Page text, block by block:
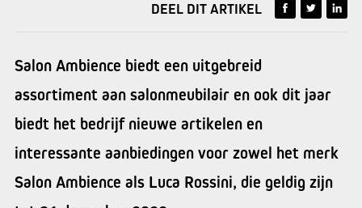
DEEL DIT ARTIKEL
Salon Ambience biedt een uitgebreid
assortiment aan salonmeubilair en ook dit jaar
biedt het bedrijf nieuwe artikelen en
interessante aanbiedingen voor zowel het merk
Salon Ambience als Luca Rossini, die geldig zijn